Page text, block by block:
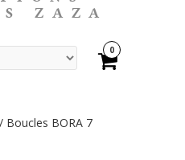
ZAZA
0
/ Boucles BORA 7